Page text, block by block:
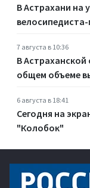
В Астрахани на
7 августа в 10:36
В
общем объеме
6 августа в 18:41
Сегодня на
"Колобок"